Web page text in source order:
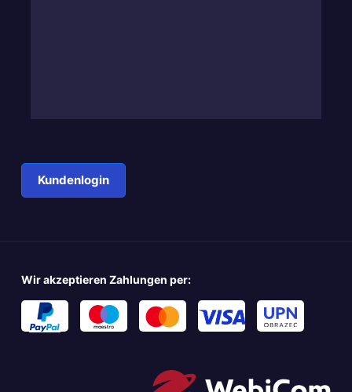
Kundenlogin
Wir akzeptieren Zahlungen per: